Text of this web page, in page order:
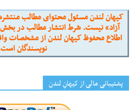
کیهان لندن مسئول محتوای مطالب
آزاد» نیست. شرط انتشار مطالب در بخش
اطلاع محفوظ کیهان لندن از مشخصات
نویسندگان
پشتیبانی مالی از کیهانِ لندن